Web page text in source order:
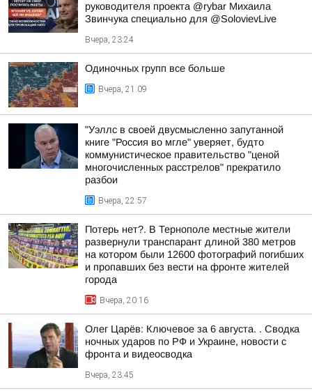
руководителя проекта @rybar Михаила
Звинчука специально для @SolovievLive
Вчера, 23:24
Одиночных групп все больше
Вчера, 21:09
"Уэллс в своей двусмысленно запутанной
книге "Россия во мгле" уверяет, будто
коммунистическое правительство "ценой
многочисленных расстрелов" прекратило
разбои
Вчера, 22:57
Потерь нет?. В Тернополе местные жители
развернули транспарант длиной 380 метров
на котором были 12600 фотографий погибших
и пропавших без вести на фронте жителей
города
Вчера, 20:16
Олег Царёв: Ключевое за 6 августа. . Сводка
ночных ударов по РФ и Украине, новости с
фронта и видеосводка
Вчера, 23:45